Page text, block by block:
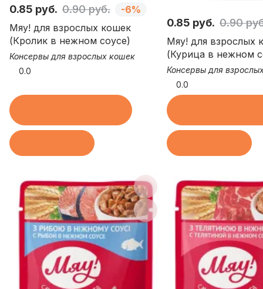
0.85 руб. 0.90 руб.
-6%
Мяу! для взрослых кошек
(Кролик в нежном соусе)
Консервы для взрослых кошек
0.0
0.85 руб. 0.90
Мяу! для взрослых
(Курица в нежном
Консервы для
0.0